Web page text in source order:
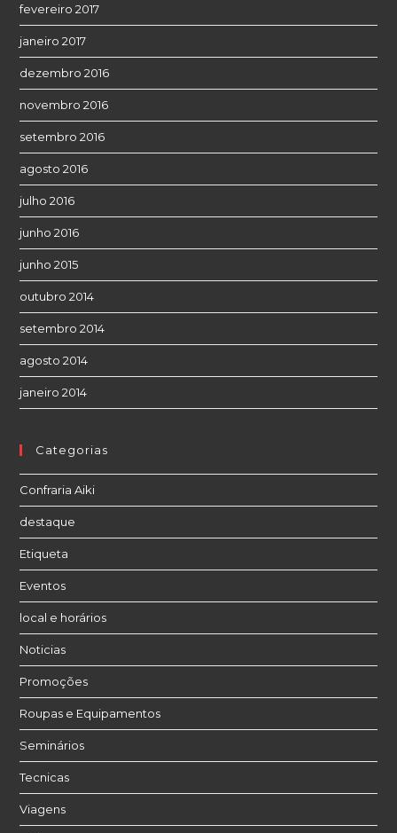
fevereiro 2017
janeiro 2017
dezembro 2016
novembro 2016
setembro 2016
agosto 2016
julho 2016
junho 2016
junho 2015
outubro 2014
setembro 2014
agosto 2014
janeiro 2014
Categorias
Confraria Aiki
destaque
Etiqueta
Eventos
local e horários
Noticias
Promoções
Roupas e Equipamentos
Seminários
Tecnicas
Viagens